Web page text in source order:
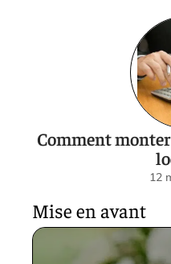
Comment
12
Mise en avant